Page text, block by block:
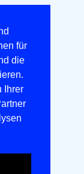
für
die
Ihrer